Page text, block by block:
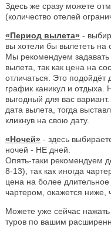
Здесь же сразу можете
(количество отелей
«Период вылета» -
вы хотели бы вылететь на
Мы рекомендуем
вылета, так как цена на
отличаться. Это подойдёт
график каникул и
выгодный для вас
дата вылета, тогда
кликнув на свою дату.
«Ночей» - здесь
ночей - НЕ дней.
Опять-таки рекомендуем
8-13), так как иногда
цена на более
чартером, окажется ниже,
Можете уже сейчас
туров по вашим